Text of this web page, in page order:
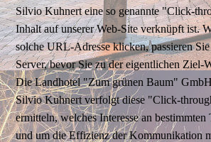
Silvio Kuhnert eine so genannte "Click-
Inhalt auf unserer Web-Site verknüpft ist.
solche URL-Adresse klicken, passieren
Server, bevor Sie zu der eigentlichen Ziel-
Die Landhotel "Zum grünen Baum"
Silvio Kuhnert verfolgt diese "Click-
ermitteln, welches Interesse an bestimmten
und um die Effizienz der Kommunikation